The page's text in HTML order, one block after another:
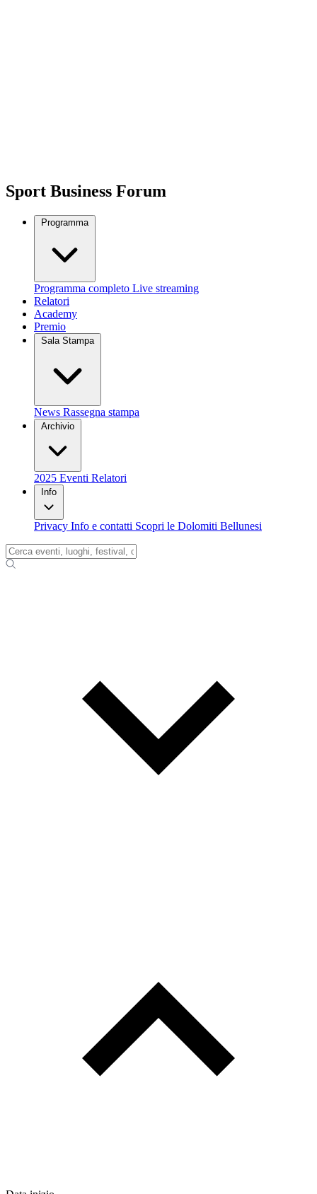
Sport Business Forum
Programma
Programma completo Live streaming
Relatori
Academy
Premio
Sala Stampa
News Rassegna stampa
Archivio
2025 Eventi Relatori
Info
Privacy Info e contatti Scopri le Dolomiti Bellunesi